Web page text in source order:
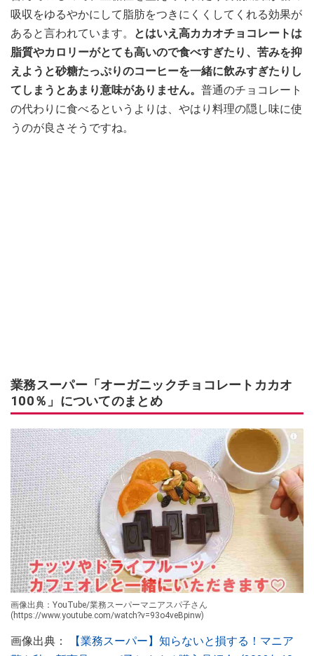
吸収をゆるやかにして脂肪をつきにくくしてくれる効果が
あると言われています。
とはいえ高カカオチョコレートは
脂質やカロリーがとても高いので食べすぎたり、苦みを抑
えようと砂糖たっぷりのコーヒーを一緒に飲みすぎたりし
てしまうとあまり意味がありません。 普通のチョコレート
の代わりに食べるというよりは、やはり料理の隠し味に使
うのが良さそうですね。
業務スーパー「オーガニックチョコレートカカオ
100％」についてのまとめ
画像出典：YouTube/業務スーパーマニアスパ子さん
(https://www.youtube.com/watch?v=93o4veBpinw)
画像出典：
【業務スーパー】知らないと損する！マニア